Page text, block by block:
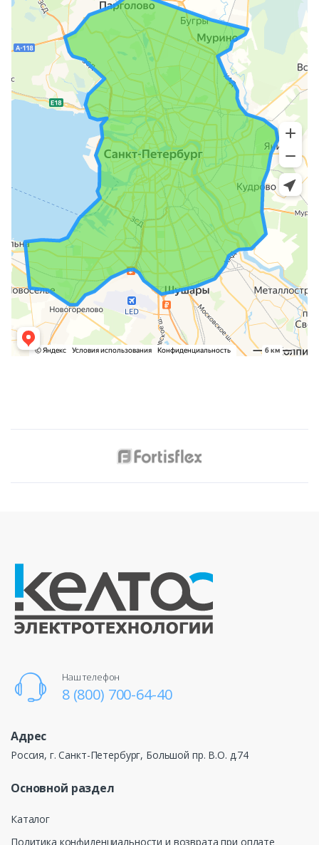
Наш телефон
8 (800) 700-64-40
Адрес
Россия, г. Санкт-Петербург, Большой пр. В.О. д.74
Основной раздел
Каталог
Политика конфиденциальности и возврата при оплате